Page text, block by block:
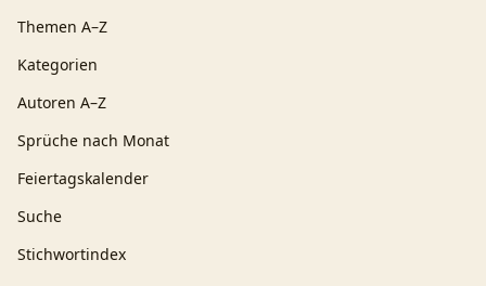
Themen A–Z
Kategorien
Autoren A–Z
Sprüche nach Monat
Feiertagskalender
Suche
Stichwortindex